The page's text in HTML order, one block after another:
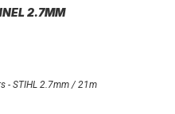
2.7MM
- STIHL 2.7mm / 21m